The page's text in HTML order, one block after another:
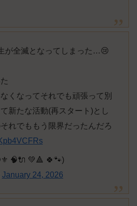
が全滅となってしまった…😢
くなってそれでも頑張って別
新たな活動(再スタート)とし
れでももう限界だったんだろ
🧠🔌 💚🔺 🍀🐾)
January 24, 2026